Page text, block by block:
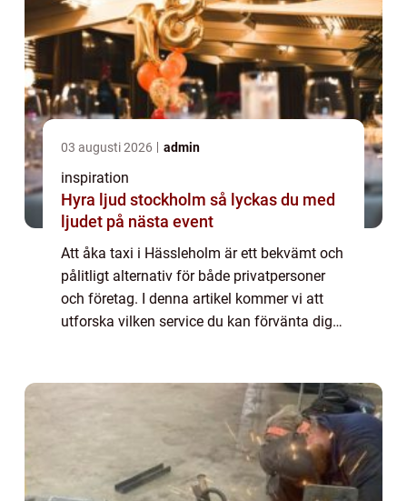
03 augusti 2026 admin
inspiration
Hyra ljud stockholm så lyckas du med
ljudet på nästa event
Att åka taxi i Hässleholm är ett bekvämt och
pålitligt alternativ för både privatpersoner
och företag. I denna artikel kommer vi att
utforska vilken service du kan förvänta dig